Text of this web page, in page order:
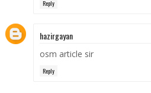
Reply
hazirgayan
osm article sir
Reply